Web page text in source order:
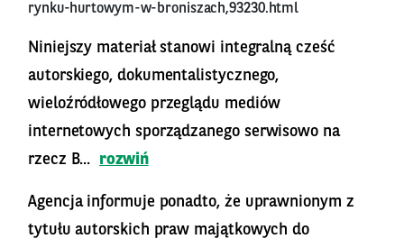
rynku-hurtowym-w-broniszach,93230.html
Niniejszy materiał stanowi integralną cześć
autorskiego, dokumentalistycznego,
wieloźródłowego przeglądu mediów
internetowych sporządzanego serwisowo na
rzecz B...
rozwiń
Agencja informuje ponadto, że uprawnionym z
tytułu autorskich praw majątkowych do